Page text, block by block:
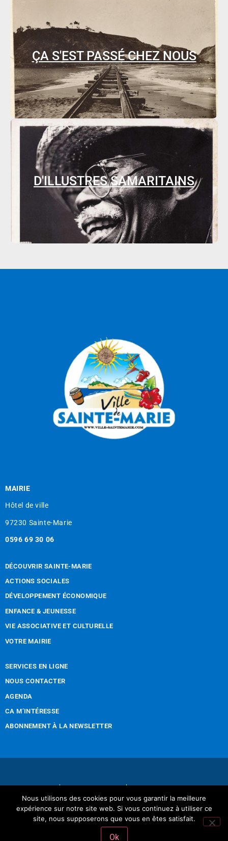
ÇA S'EST PASSÉ CHEZ NOUS
D'ILLUSTRES SAMARITAINS
MAIRIE
Hôtel de ville
97230 Sainte-Marie
0596 69 30 06
DÉCOUVRIR SAINTE-MARIE
ACTIONS SOCIALES
DÉVELOPPEMENT ÉCONOMIQUE
ENFANCE & JEUNESSE
VIE ASSOCIATIVE ET CULTURELLE
VOTRE MAIRIE
SERVICES EN LIGNE
NOUS CONTACTER
AGENDA
CA M’INTÉRESSE
ABONNEMENT À LA NEWSLETTER
Réalisation Tintamarre & Co
Nous utilisons des cookies pour vous garantir la meilleure
expérience sur notre site web. Si vous continuez à utiliser ce
site, nous supposerons que vous en êtes satisfait.
Ok